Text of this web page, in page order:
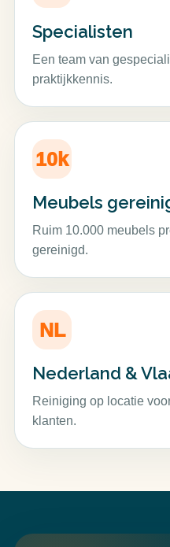
Specialisten
Een team van
praktijkkennis.
10k
Meubels
Ruim 10.000 meubels
gereinigd.
NL
Nederland &
Reiniging op locatie
klanten.